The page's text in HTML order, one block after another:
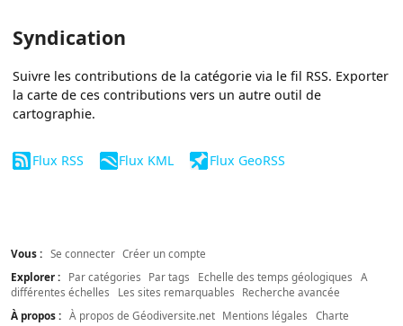
Syndication
Suivre les contributions de la catégorie via le fil RSS. Exporter
la carte de ces contributions vers un autre outil de
cartographie.
Flux RSS Flux KML Flux GeoRSS
Vous : Se connecter Créer un compte
Explorer :
Par catégories Par tags Echelle des temps géologiques
A
différentes échelles
Les sites remarquables
Recherche avancée
À propos : À propos de Géodiversite.net Mentions légales
Charte